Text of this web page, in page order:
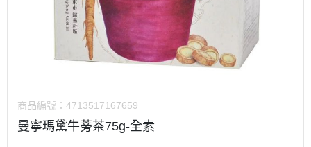
商品編號： 4713517167659
曼寧瑪黛牛蒡茶75g-全素